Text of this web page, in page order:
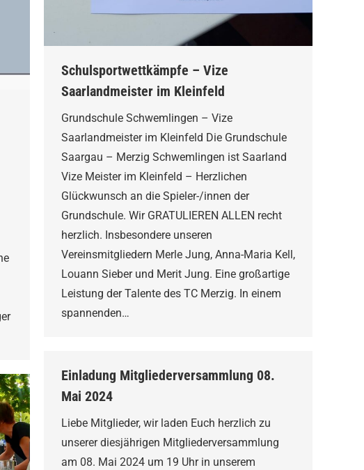
Schulsportwettkämpfe – Vize
Saarlandmeister im Kleinfeld
Grundschule Schwemlingen – Vize
Saarlandmeister im Kleinfeld Die Grundschule
Saargau – Merzig Schwemlingen ist Saarland
Vize Meister im Kleinfeld – Herzlichen
Glückwunsch an die Spieler-/innen der
Grundschule. Wir GRATULIEREN ALLEN recht
herzlich. Insbesondere unseren
Vereinsmitgliedern Merle Jung, Anna-Maria Kell,
Louann Sieber und Merit Jung. Eine großartige
Leistung der Talente des TC Merzig. In einem
spannenden…
Einladung Mitgliederversammlung 08.
Mai 2024
Liebe Mitglieder, wir laden Euch herzlich zu
unserer diesjährigen Mitgliederversammlung
am 08. Mai 2024 um 19 Uhr in unserem